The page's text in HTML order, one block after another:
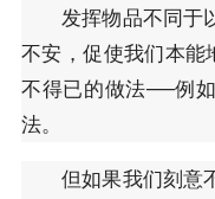
发挥物品不同于
不安，促使我们本能
不得已的做法──例
法。
但如果我们刻意